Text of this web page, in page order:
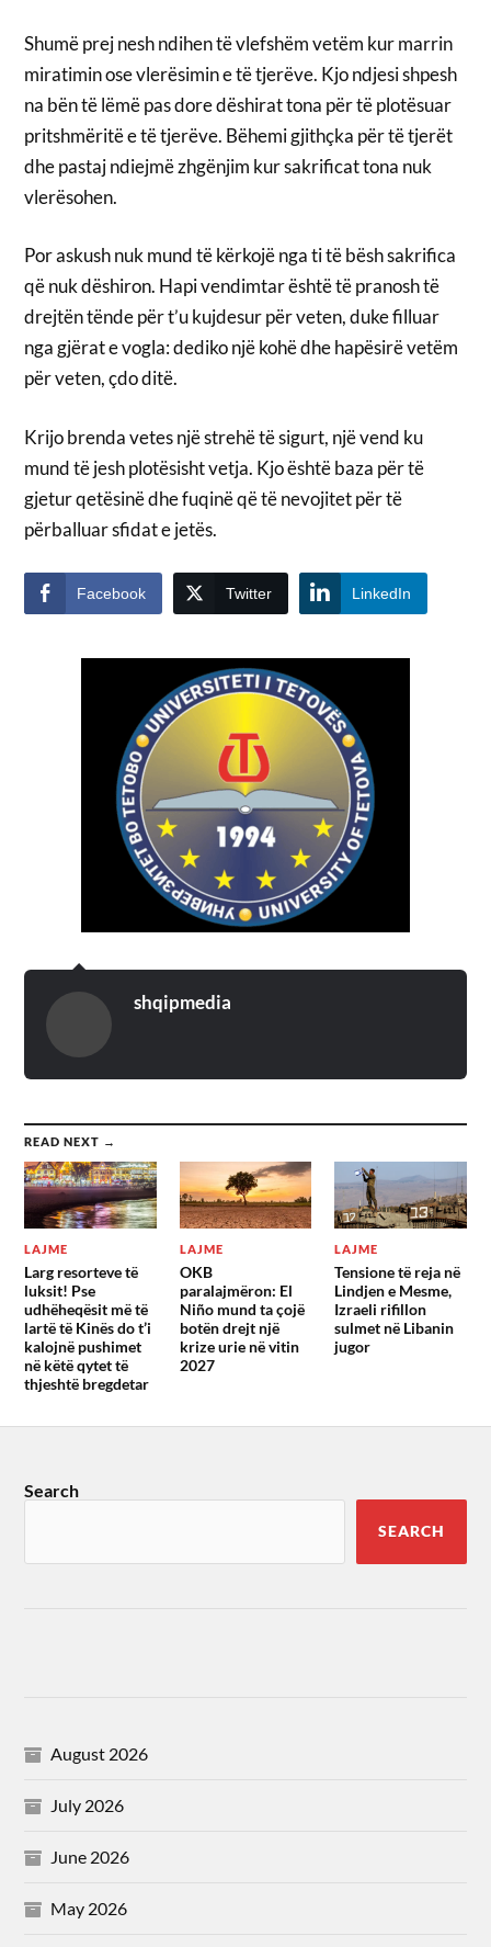
Shumë prej nesh ndihen të vlefshëm vetëm kur marrin
miratimin ose vlerësimin e të tjerëve. Kjo ndjesi shpesh
na bën të lëmë pas dore dëshirat tona për të plotësuar
pritshmëritë e të tjerëve. Bëhemi gjithçka për të tjerët
dhe pastaj ndiejmë zhgënjim kur sakrificat tona nuk
vlerësohen.
Por askush nuk mund të kërkojë nga ti të bësh sakrifica
që nuk dëshiron. Hapi vendimtar është të pranosh të
drejtën tënde për t’u kujdesur për veten, duke filluar
nga gjërat e vogla: dediko një kohë dhe hapësirë vetëm
për veten, çdo ditë.
Krijo brenda vetes një strehë të sigurt, një vend ku
mund të jesh plotësisht vetja. Kjo është baza për të
gjetur qetësinë dhe fuqinë që të nevojitet për të
përballuar sfidat e jetës.
Facebook Twitter LinkedIn
shqipmedia
READ NEXT →
LAJME
Larg resorteve të
luksit! Pse
udhëheqësit më të
lartë të Kinës do t’i
kalojnë pushimet
në këtë qytet të
thjeshtë bregdetar
LAJME
OKB
paralajmëron: El
Niño mund ta çojë
botën drejt një
krize urie në vitin
2027
LAJME
Tensione të reja në
Lindjen e Mesme,
Izraeli rifillon
sulmet në Libanin
jugor
Search
SEARCH
August 2026
July 2026
June 2026
May 2026